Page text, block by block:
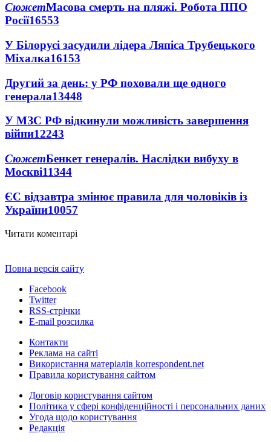
СюжетМасова смерть на пляжі. Робота ППО
Росії16553
У Білорусі засудили лідера Ляпіса Трубецького
Міхалка16153
Другий за день: у РФ поховали ще одного
генерала13448
У МЗС РФ відкинули можливість завершення
війни12243
СюжетБенкет генералів. Наслідки вибуху в
Москві11344
ЄС відзавтра змінює правила для чоловіків із
України10057
Читати коментарі
Повна версія сайту
Facebook
Twitter
RSS-стрічки
E-mail розсилка
Контакти
Реклама на сайті
Використання матеріалів korrespondent.net
Правила користування сайтом
Договір користування сайтом
Політика у сфері конфіденційності і персональних даних
Угода щодо користування
Редакція